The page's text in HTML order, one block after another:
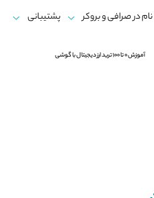
در صرافی و بروکر پشتیبانی
آموزش 0 تا 100 ترید ارز دیجیتال با گوشی